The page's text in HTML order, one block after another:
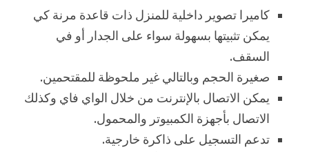
كاميرا تصوير داخلية للمنزل ذات قاعدة مرنة كي
يمكن تثبيتها بسهولة سواء على الجدار أو في
السقف.
صغيرة الحجم وبالتالي غير ملحوظة للمقتحمين.
يمكن الاتصال بالإنترنت من خلال الواي فاي وكذلك
الاتصال بأجهزة الكمبيوتر والمحمول.
تدعم التسجيل على ذاكرة خارجية.